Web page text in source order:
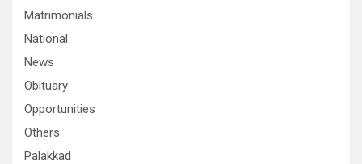
Matrimonials
National
News
Obituary
Opportunities
Others
Palakkad